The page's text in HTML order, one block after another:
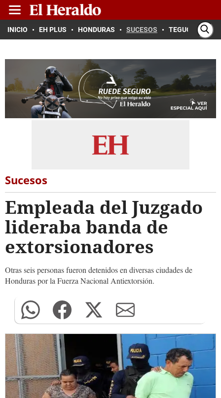
INICIO EH PLUS HONDURAS SUCESOS TEGUCIGALPA
Sucesos
Empleada del Juzgado
lideraba banda de
extorsionadores
Otras seis personas fueron detenidos en diversas ciudades de
Honduras por la Fuerza Nacional Antiextorsión.